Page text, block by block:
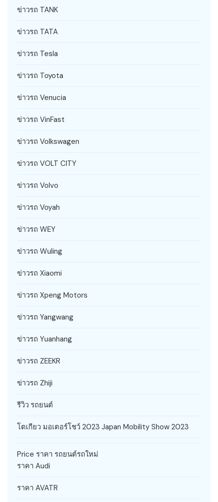
ข่าวรถ TANK
ข่าวรถ TATA
ข่าวรถ Tesla
ข่าวรถ Toyota
ข่าวรถ Venucia
ข่าวรถ VinFast
ข่าวรถ Volkswagen
ข่าวรถ VOLT CITY
ข่าวรถ Volvo
ข่าวรถ Voyah
ข่าวรถ WEY
ข่าวรถ Wuling
ข่าวรถ Xiaomi
ข่าวรถ Xpeng Motors
ข่าวรถ Yangwang
ข่าวรถ Yuanhang
ข่าวรถ ZEEKR
ข่าวรถ Zhiji
รีวิว รถยนต์
โตเกียว มอเตอร์โชว์ 2023 Japan Mobility Show 2023
Price ราคา รถยนต์รถใหม่
ราคา Audi
ราคา AVATR